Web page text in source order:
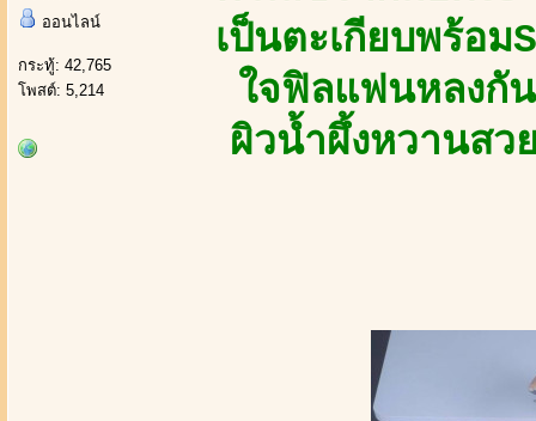
ออนไลน์
กระทู้: 42,765
โพสต์: 5,214
เป็นตะเกียบพร้อ
ใจฟิลแฟนหลง
ผิวน้ำผึ้งหวานสว